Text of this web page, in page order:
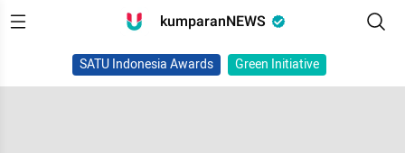
kumparanNEWS
SATU Indonesia Awards Green Initiative